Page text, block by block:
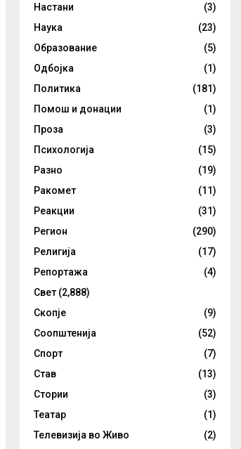
Настани
(3)
Наука
(23)
Образование
(5)
Одбојка
(1)
Политика
(181)
Помош и донации
(1)
Проза
(3)
Психологија
(15)
Разно
(19)
Ракомет
(11)
Реакции
(31)
Регион
(290)
Религија
(17)
Репортажа
(4)
Свет (2,888)
Скопје
(9)
Соопштенија
(52)
Спорт
(7)
Став
(13)
Стории
(3)
Театар
(1)
Телевизија во Живо
(2)